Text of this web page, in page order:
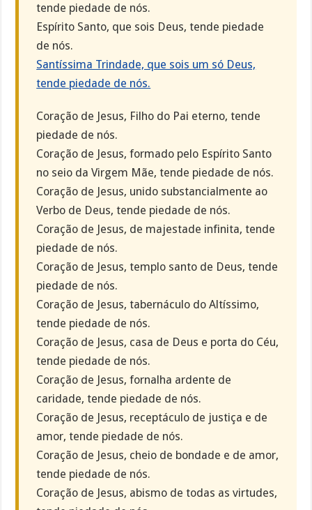
tende piedade de nós.
Espírito Santo, que sois Deus, tende piedade
de nós.
Santíssima Trindade, que sois um só Deus,
tende piedade de nós.
Coração de Jesus, Filho do Pai eterno, tende
piedade de nós.
Coração de Jesus, formado pelo Espírito Santo
no seio da Virgem Mãe, tende piedade de nós.
Coração de Jesus, unido substancialmente ao
Verbo de Deus, tende piedade de nós.
Coração de Jesus, de majestade infinita, tende
piedade de nós.
Coração de Jesus, templo santo de Deus, tende
piedade de nós.
Coração de Jesus, tabernáculo do Altíssimo,
tende piedade de nós.
Coração de Jesus, casa de Deus e porta do Céu,
tende piedade de nós.
Coração de Jesus, fornalha ardente de
caridade, tende piedade de nós.
Coração de Jesus, receptáculo de justiça e de
amor, tende piedade de nós.
Coração de Jesus, cheio de bondade e de amor,
tende piedade de nós.
Coração de Jesus, abismo de todas as virtudes,